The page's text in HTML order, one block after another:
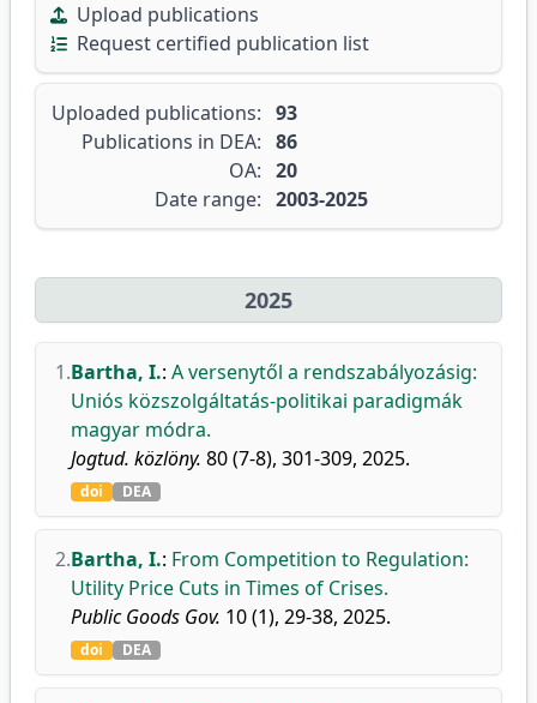
Upload publications
Request certified publication list
Uploaded publications: 93
Publications in DEA: 86
OA: 20
Date range: 2003-2025
2025
1.Bartha, I.: A versenytől a rendszabályozásig:
Uniós közszolgáltatás-politikai paradigmák
magyar módra.
Jogtud. közlöny. 80 (7-8), 301-309, 2025.
doi DEA
2.Bartha, I.: From Competition to Regulation:
Utility Price Cuts in Times of Crises.
Public Goods Gov. 10 (1), 29-38, 2025.
doi DEA